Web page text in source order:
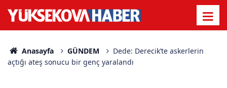
Anasayfa GÜNDEM
Dede: Derecik’te askerlerin
açtığı ateş sonucu bir genç yaralandı